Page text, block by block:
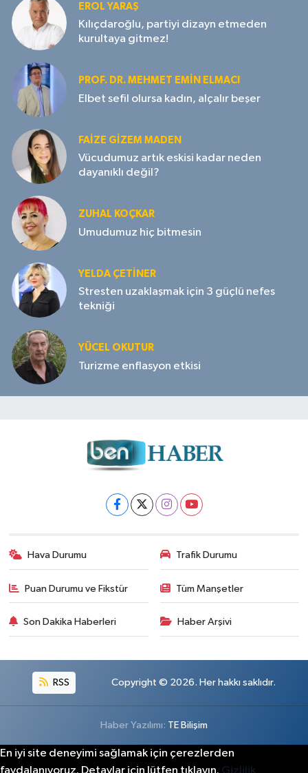
EROL YARAŞ
Kılıçdaroğlu, partiyi dizayn etmeden
kurultaya gitmez!
PROF. DR. MEHMET EMIN ELMACI
Elbet sefil olursa kadın, alçalır beşer
FAIZE GIZEM MADEN
Vücudumuz artık eskisi kadar neden
dayanıklı değil?
ZUHAL KOÇKAR
Umudumuz hiç bitmesin
YELDA ÇETİNER
Stresten uzaklaşmak için 3 güçlü nefes
tekniği
YÜCEL OKUTUR
Turizme enflasyon etkisi
Hava Durumu Trafik Durumu
Puan Durumu ve Fikstür Tüm Manşetler
Son Dakika Haberleri Haber Arşivi
RSS Copyright © 2026. Her hakkı saklıdır.
Haber Yazılımı: TE Bilişim
En iyi site deneyimi sağlamak için çerezlerden
faydalanıyoruz. Detaylar için lütfen tıklayın. Gizlilik